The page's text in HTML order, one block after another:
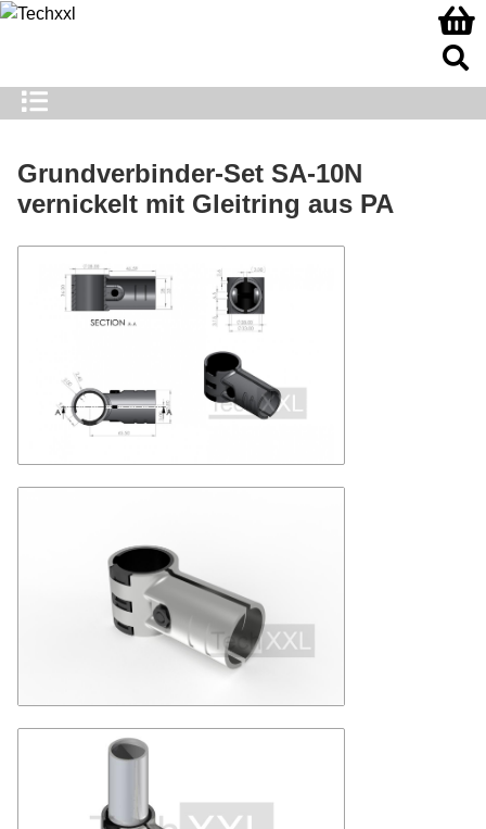
Grundverbinder-Set SA-10N
vernickelt mit Gleitring aus PA